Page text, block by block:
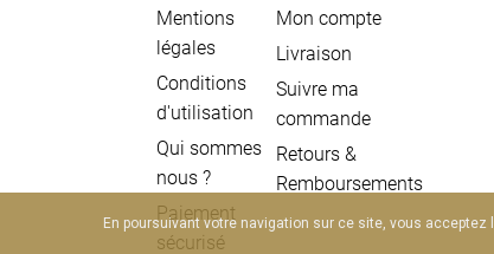
Mentions
légales
Conditions
d'utilisation
Qui sommes
nous ?
Paiement
sécurisé
Mon compte
Livraison
Suivre ma
commande
Retours &
Remboursements
En poursuivant votre navigation sur ce site, vous